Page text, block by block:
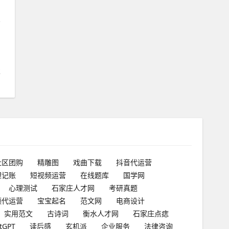
团购 精雕图 戏曲下载
抖音代运营
账
短视频运营 在线题库
国学网
心理测试
石家庄人才网
考研真题
运营
宝宝起名 范文网
电商设计
实用范文
古诗词 衡水人才网
石家庄点痣
读后感 玄机派 企业服务 法律咨询